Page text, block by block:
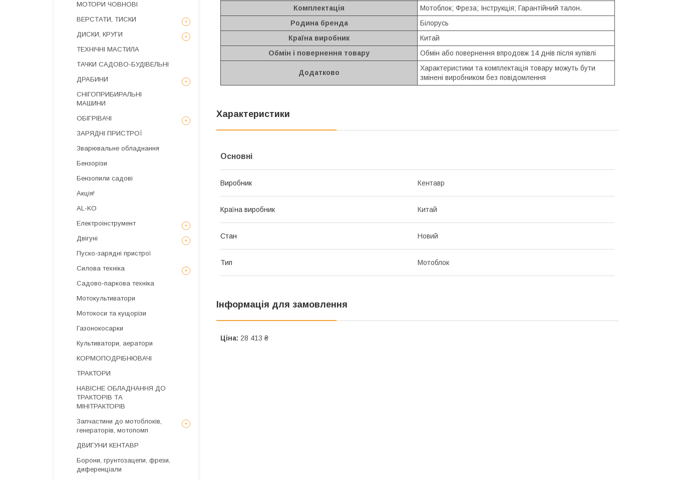
Комплектація
Мотоблок; Фреза; Інструкція; Гарантійний талон.
Родина бренда
Білорусь
Країна виробник
Китай
Обмін і повернення товару
Обмін або повернення впродовж 14 днів після купівлі
Додатково
Характеристики та комплектація товару можуть бути
змінені виробником без повідомлення
Характеристики
Основні
Виробник Кентавр
Країна виробник Китай
Стан Новий
Тип Мотоблок
Інформація для замовлення
Ціна: 28 413 ₴
МОТОРИ ЧОВНОВІ
ВЕРСТАТИ, ТИСКИ
ДИСКИ, КРУГИ
ТЕХНІЧНІ МАСТИЛА
ТАЧКИ САДОВО-БУДІВЕЛЬНІ
ДРАБИНИ
СНІГОПРИБИРАЛЬНІ
МАШИНИ
ОБІГРІВАЧІ
ЗАРЯДНІ ПРИСТРОЇ
Зварювальне обладнання
Бензорізи
Бензопили садові
Акція!
AL-KO
Електроінструмент
Двігуні
Пуско-зарядні пристрої
Силова техніка
Садово-паркова техніка
Мотокультиватори
Мотокоси та кущорізи
Газонокосарки
Культиватори, аератори
КОРМОПОДРІБНЮВАЧІ
ТРАКТОРИ
НАВІСНЕ ОБЛАДНАННЯ ДО
ТРАКТОРІВ ТА
МІНІТРАКТОРІВ
Запчастини до мотоблоків,
генераторів, мотопомп
ДВИГУНИ КЕНТАВР
Борони, грунтозацепи, фрези,
диференціали